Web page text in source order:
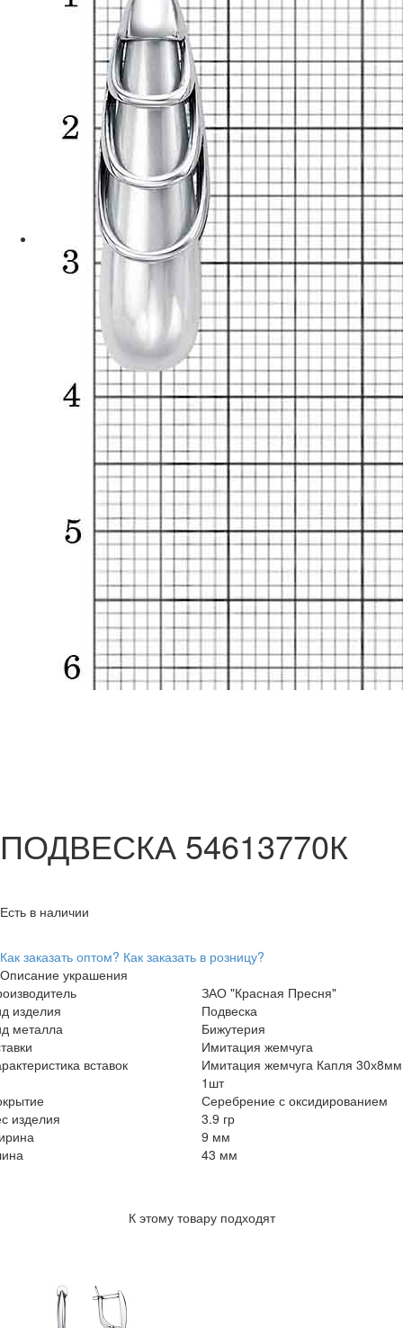
ПОДВЕСКА 54613770К
Есть в наличии
Как заказать оптом? Как заказать в розницу?
Описание украшения
ЗАО "Красная Пресня"
изделия
Подвеска
металла
Бижутерия
Имитация жемчуга
вставок
Имитация жемчуга Капля 30х8мм
1шт
Серебрение с оксидированием
изделия
3.9 гр
9 мм
43 мм
К этому товару подходят